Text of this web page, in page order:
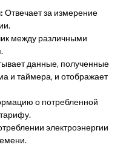
Отвечает за измерение
между различными
данные‚ полученные
и таймера‚ и отображает
о потребленной
электроэнергии